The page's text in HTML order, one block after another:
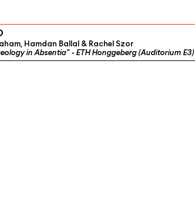
Hamdan Ballal & Rachel Szor
in Absentia" - ETH Honggeberg (Auditorium E3)